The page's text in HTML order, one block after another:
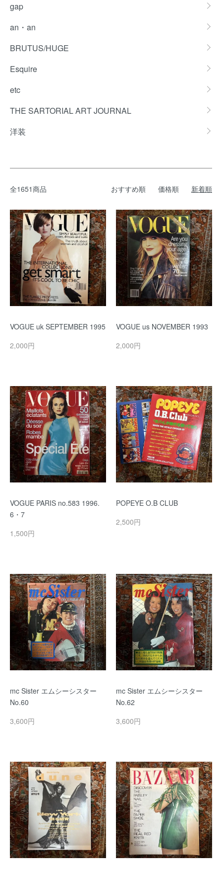
gap
an・an
BRUTUS/HUGE
Esquire
etc
THE SARTORIAL ART JOURNAL
洋装
全1651商品 おすすめ順 価格順 新着順
VOGUE uk SEPTEMBER 1995
2,000円
VOGUE us NOVEMBER 1993
2,000円
VOGUE PARIS no.583 1996.
6・7
1,500円
POPEYE O.B CLUB
2,500円
mc Sister エムシーシスター
No.60
3,600円
mc Sister エムシーシスター
No.62
3,600円